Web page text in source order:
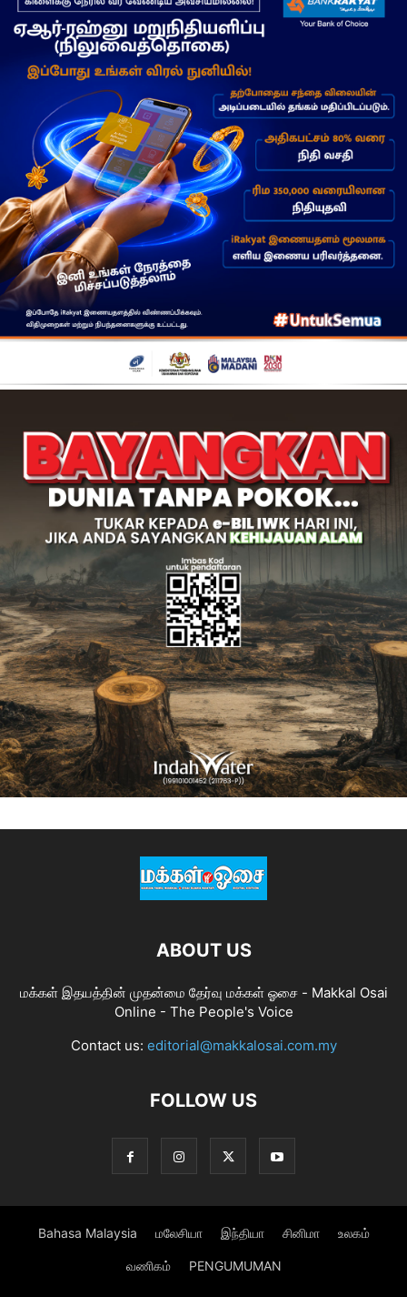
ABOUT US
மக்கள் இதயத்தின் முதன்மை தேர்வு மக்கள் ஓசை - Makkal Osai
Online - The People's Voice
Contact us: editorial@makkalosai.com.my
FOLLOW US
Bahasa Malaysia மலேசியா இந்தியா சினிமா உலகம்
வணிகம் PENGUMUMAN